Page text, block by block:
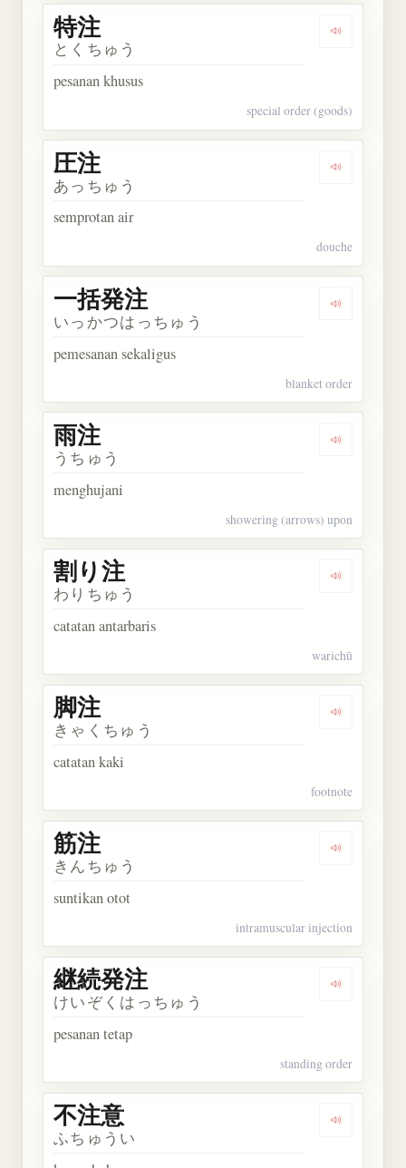
Dengarkan
特注
とくちゅう
pesanan khusus
special order (goods)
Dengarkan
圧注
あっちゅう
semprotan air
douche
Dengarkan
一括発注
いっかつはっちゅう
pemesanan sekaligus
blanket order
Dengarkan
雨注
うちゅう
menghujani
showering (arrows) upon
Dengarkan
割り注
わりちゅう
catatan antarbaris
warichū
Dengarkan
脚注
きゃくちゅう
catatan kaki
footnote
Dengarkan
筋注
きんちゅう
suntikan otot
intramuscular injection
Dengarkan
継続発注
けいぞくはっちゅう
pesanan tetap
standing order
Dengarkan
不注意
ふちゅうい